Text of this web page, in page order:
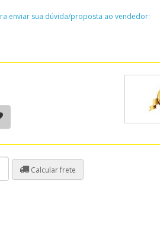
enviar sua dúvida/proposta ao vendedor:
Calcular frete